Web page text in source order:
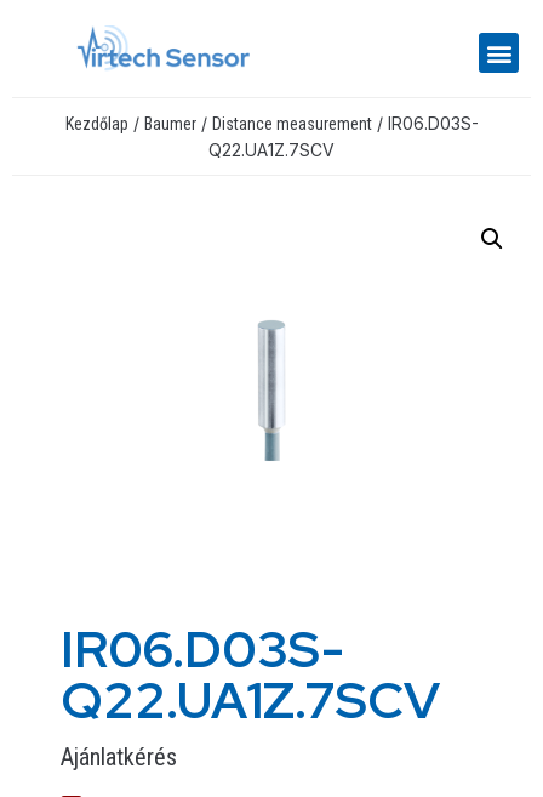
Kezdőlap / Baumer/ Distance measurement/ IR06.D03S-
Q22.UA1Z.7SCV
IR06.D03S-
Q22.UA1Z.7SCV
Ajánlatkérés